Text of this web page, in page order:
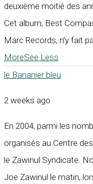
deuxième moitié des
Cet album, Best
Marc Records, n’y fait
MoreSee Less
le Bananier bleu
2 weeks ago
En 2004, parmi les
organisés au Centre
le Zawinul Syndicate.
Joe Zawinul le matin,